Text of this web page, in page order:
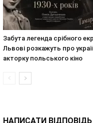
Забута легенда срібного
Львові розкажуть про
акторку польського кіно
НАПИСАТИ ВІДПОВІДЬ